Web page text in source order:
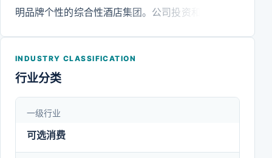
明品牌个性的综合性酒店集团。公司投资和管理酒店
也是亚太地区酒店业高星级全服务度假酒店的领先
全服务和精选服务，形成商务和度假的中高端多品牌
矩阵。集团旗下拥有“君澜理”“君澜大饭店”“君澜度假
INDUSTRY CLASSIFICATION
行业分类
一级行业
可选消费